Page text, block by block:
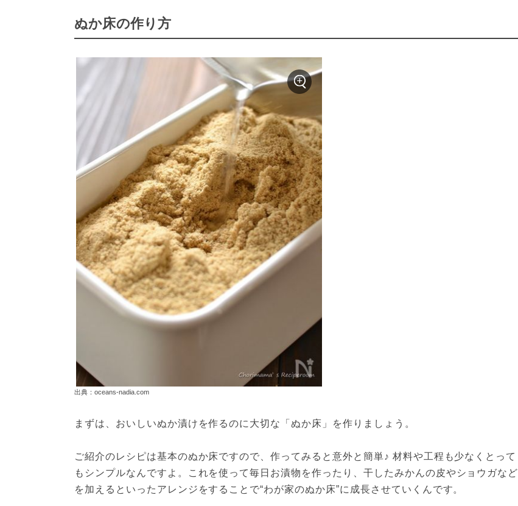
ぬか床の作り方
出典：oceans-nadia.com
まずは、おいしいぬか漬けを作るのに大切な「ぬか床」を作りましょう。
ご紹介のレシピは基本のぬか床ですので、作ってみると意外と簡単♪ 材料や工程も少なくとって
もシンプルなんですよ。これを使って毎日お漬物を作ったり、干したみかんの皮やショウガなど
を加えるといったアレンジをすることで“わが家のぬか床”に成長させていくんです。